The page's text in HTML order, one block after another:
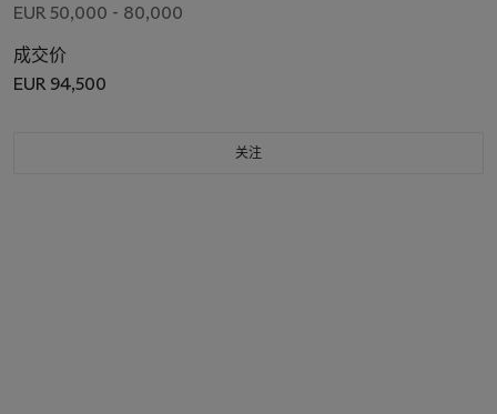
EUR 50,000 - 80,000
成交价
EUR 94,500
关注